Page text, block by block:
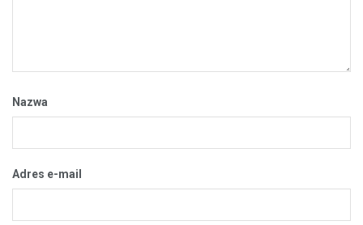
Nazwa
Adres e-mail